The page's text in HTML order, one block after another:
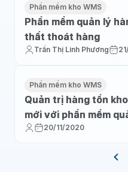
Phần mềm kho WMS
Phần mềm quản lý
thất thoát hàng
Trần Thị Linh Phương
Phần mềm kho WMS
Quản trị hàng tồn
mới với phần mềm
20/11/2020